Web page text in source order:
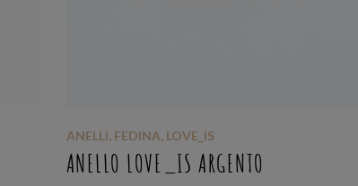
ANELLI, FEDINA, LOVE_IS
ANELLO LOVE_IS ARGENTO